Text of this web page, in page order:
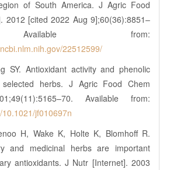
of South America. J Agric Food
2012 [cited 2022 Aug 9];60(36):8851–
from:
22512599/
SY. Antioxidant activity and phenolic
herbs. J Agric Food Chem
Available from:
jf010697n
H, Wake K, Holte K, Blomhoff R.
and medicinal herbs are important
antioxidants. J Nutr [Internet]. 2003